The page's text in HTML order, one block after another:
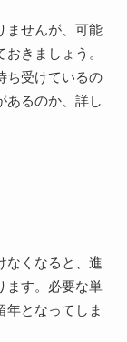
ませんが、可能
きましょう。
ち受けているの
あるのか、詳し
なくなると、進
ます。必要な単
年となってしま